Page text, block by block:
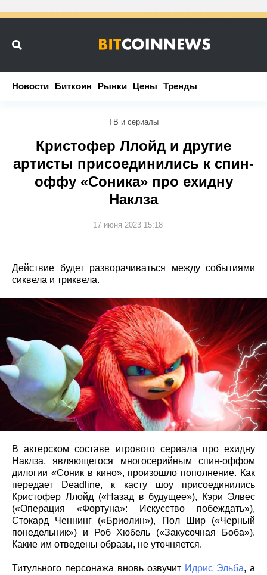
Новости Биткоин Рынки Цены Тренды
Новости Биткоин Рынки Цены Тренды
ТВ и сериалы
Кристофер Ллойд и другие
артисты присоединились к спин-
оффу «Соника» про ехидну
Наклза
17 июня 2023 15:18
Действие будет разворачиваться между событиями
сиквела и триквела.
В актерском составе игрового сериала про ехидну
Наклза, являющегося многосерийным спин-оффом
дилогии «Соник в кино», произошло пополнение. Как
передает Deadline, к касту шоу присоединились
Кристофер Ллойд («Назад в будущее»), Кэри Элвес
(«Операция «Фортуна»: Искусство побеждать»),
Стокард Ченнинг («Бриолин»), Пол Шир («Черный
понедельник») и Роб Хюбель («Закусочная Боба»).
Какие им отведены образы, не уточняется.
Титульного персонажа вновь озвучит Идрис Эльба, а